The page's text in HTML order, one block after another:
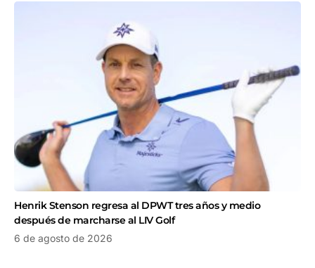
Henrik Stenson regresa al DPWT tres años y medio
después de marcharse al LIV Golf
6 de agosto de 2026